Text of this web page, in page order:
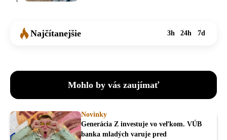
Najčítanejšie 3h 24h 7d
Mohlo by vás zaujímať
Novinky
Generácia Z investuje vo veľkom. VÚB
banka mladých varuje pred